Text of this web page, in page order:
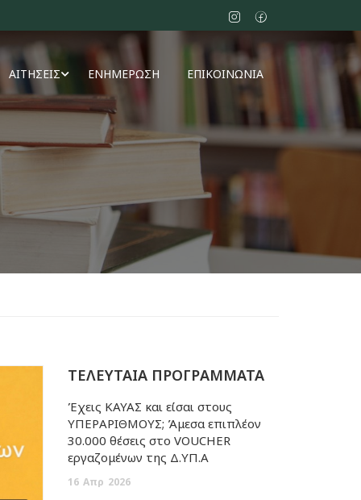
ΑΙΤΗΣΕΙΣ ΕΝΗΜΕΡΩΣΗ ΕΠΙΚΟΙΝΩΝΙΑ
ΤΕΛΕΥΤΑΙΑ ΠΡΟΓΡΑΜΜΑΤΑ
Έχεις ΚΑΥΑΣ και είσαι στους
ΥΠΕΡΑΡΙΘΜΟΥΣ; Άμεσα επιπλέον
30.000 θέσεις στο VOUCHER
εργαζομένων της Δ.ΥΠ.Α
16 Απρ 2026